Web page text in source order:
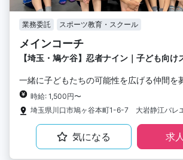
業務委託 スポーツ教育・スクール
メインコーチ
【埼玉・鳩ケ谷】忍者ナイン｜子ども向け
一緒に子どもたちの可能性を広げる仲間を
時給: 1,500円〜
埼玉県川口市鳩ヶ谷本町1-6-7 大岩静江バレ
気になる 求